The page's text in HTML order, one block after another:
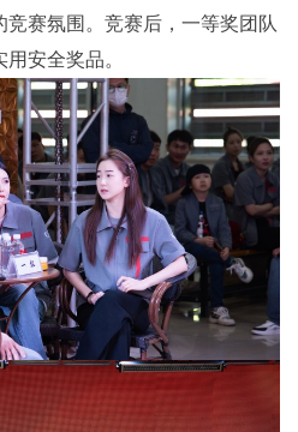
赛氛围。竞赛后，一等奖团队
安全奖品。